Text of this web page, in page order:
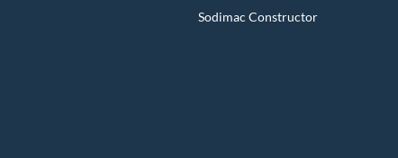
Sodimac Constructor